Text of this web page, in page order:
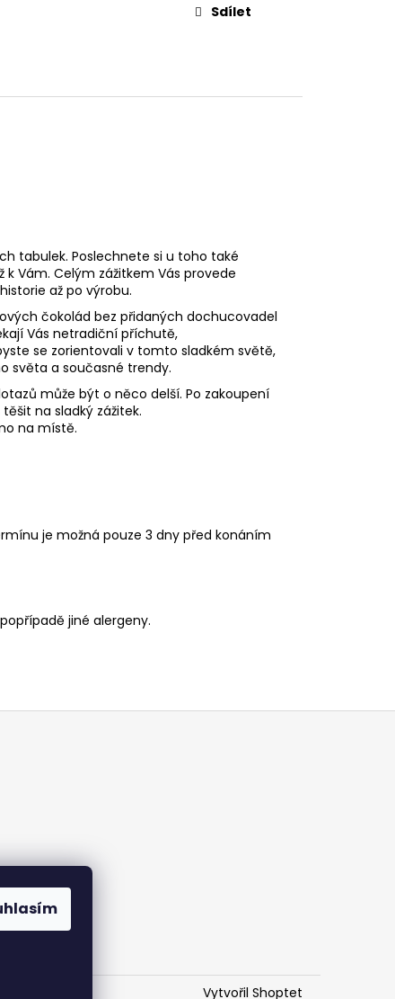
Sdílet
tabulek. Poslechnete si u toho také
Vám. Celým zážitkem Vás provede
až po výrobu.
čokolád bez přidaných dochucovadel
Vás netradiční příchutě,
se zorientovali v tomto sladkém světě,
světa a současné trendy.
může být o něco delší. Po zakoupení
na sladký zážitek.
na místě.
je možná pouze 3 dny před konáním
jiné alergeny.
Vytvořil Shoptet